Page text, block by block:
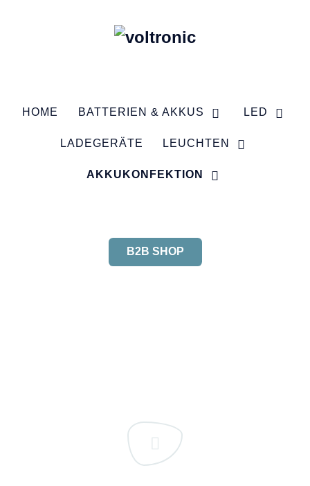
HOME BATTERIEN & AKKUS LED
LADEGERÄTE LEUCHTEN
AKKUKONFEKTION
B2B SHOP